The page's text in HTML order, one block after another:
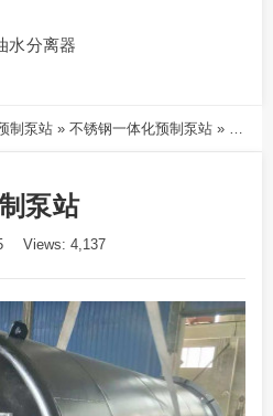
水分离器
制泵站 » 不锈钢一体化预制泵站 »
泵站
Views: 4,137